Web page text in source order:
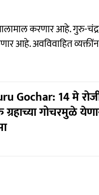
करणार आहे. गुरु-
आहे. अवविवाहित
Gochar: 14 मे
गोचरमुळे